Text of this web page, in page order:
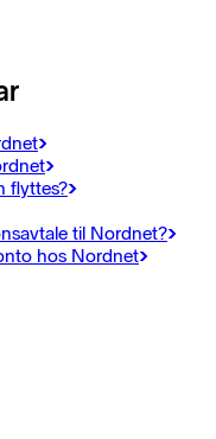
flyttes?
til Nordnet?
hos Nordnet